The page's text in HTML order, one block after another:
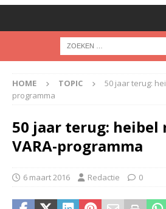
HOME TOPIC
50 jaar terug:
programma
50 jaar terug: heibel
VARA-programma
6 maart 2016 Redactie 0